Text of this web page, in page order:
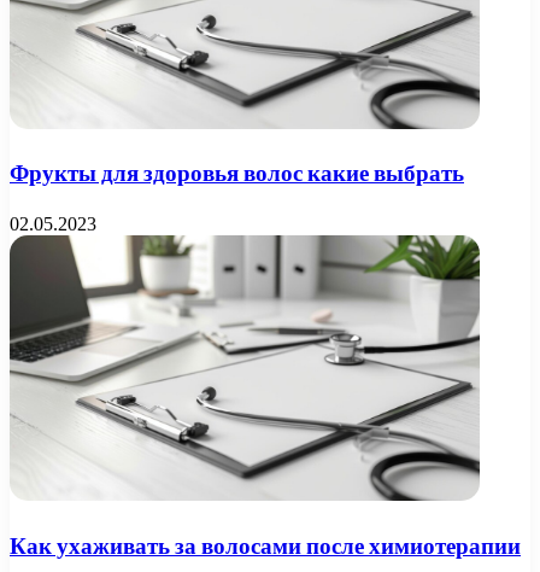
Фрукты для здоровья волос какие выбрать
02.05.2023
Как ухаживать за волосами после химиотерапии